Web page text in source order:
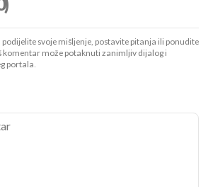
podijelite svoje mišljenje, postavite pitanja ili ponudite
komentar može potaknuti zanimljiv dijalog i
portala.